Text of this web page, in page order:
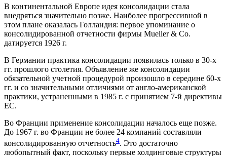
В континентальной Европе идея консолидации стала
внедряться значительно позже. Наиболее прогрессивной в
этом плане оказалась Голландия: первое упоминание о
консолидированной отчетности фирмы Mueller & Со.
датируется 1926 г.
В Германии практика консолидации появилась только в 30-х
гг. прошлого столетия. Объявление же консолидации
обязательной учетной процедурой произошло в середине 60-х
гг. и со значительными отличиями от англо-американской
практики, устраненными в 1985 г. с принятием 7-й директивы
ЕС.
Во Франции применение консолидации началось еще позже.
До 1967 г. во Франции не более 24 компаний составляли
консолидированную отчетность4. Это достаточно
любопытный факт, поскольку первые холдинговые структуры